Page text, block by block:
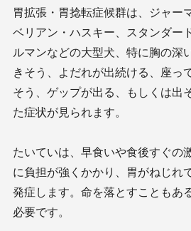
胃拡張・胃捻転症候群は、ジャー
ベリアン・ハスキー、スタンダー
ルマンなどの大型犬、特に胸の深
きそう、よだれが出続ける、座っ
そう、ゲップが出る、もしくは出
た症状が見られます。
たいていは、早食いや食後すぐの
に負担が強くかかり、胃がねじれ
発症します。命を落とすこともあ
必要です。